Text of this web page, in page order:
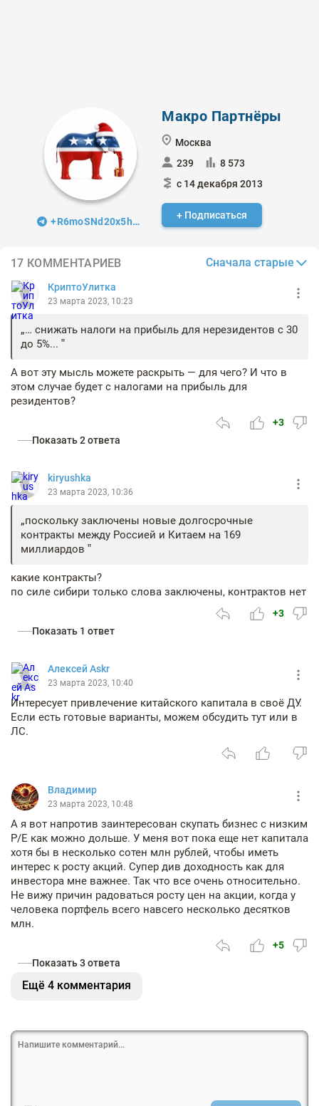
+R6moSNd20x5hMjU6
Макро Партнёры
Москва
239
8 573
с 14 декабря 2013
+ Подписаться
17 КОММЕНТАРИЕВ Сначала старые
КриптоУлитка
23 марта 2023, 10:23
… снижать налоги на прибыль для нерезидентов с 30
до 5%...
А вот эту мысль можете раскрыть — для чего? И что в
этом случае будет с налогами на прибыль для
резидентов?
+3
Показать 2 ответа
kiryushka
23 марта 2023, 10:36
поскольку заключены новые долгосрочные
контракты между Россией и Китаем на 169
миллиардов
какие контракты?
по силе сибири только слова заключены, контрактов нет
+3
Показать 1 ответ
Алексей Askr
23 марта 2023, 10:40
Интересует привлечение китайского капитала в своё ДУ.
Если есть готовые варианты, можем обсудить тут или в
ЛС.
Владимир
23 марта 2023, 10:48
А я вот напротив заинтересован скупать бизнес с низким
Р/Е как можно дольше. У меня вот пока еще нет капитала
хотя бы в несколько сотен млн рублей, чтобы иметь
интерес к росту акций. Супер див доходность как для
инвестора мне важнее. Так что все очень относительно.
Не вижу причин радоваться росту цен на акции, когда у
человека портфель всего навсего несколько десятков
млн.
+5
Показать 3 ответа
Ещё 4 комментария